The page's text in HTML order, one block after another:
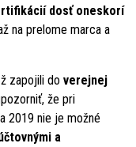
dosť oneskorí
na prelome marca a
zapojili do verejnej
že pri
2019 nie je možné
a